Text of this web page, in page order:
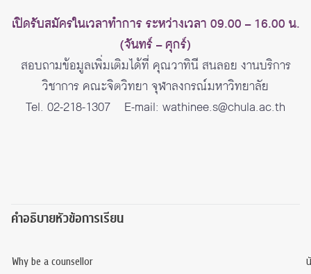
เปิดรับสมัครในเวลาทำการ ระหว่างเวลา 09.00 – 16.00 น.
(จันทร์ – ศุกร์)
สอบถามข้อมูลเพิ่มเติมได้ที่ คุณวาทินี สนลอย งานบริการ
วิชาการ คณะจิตวิทยา จุฬาลงกรณ์มหาวิทยาลัย
Tel. 02-218-1307 E-mail: wathinee.s@chula.ac.th
คำอธิบายหัวข้อการเรียน
Why be a counsellor